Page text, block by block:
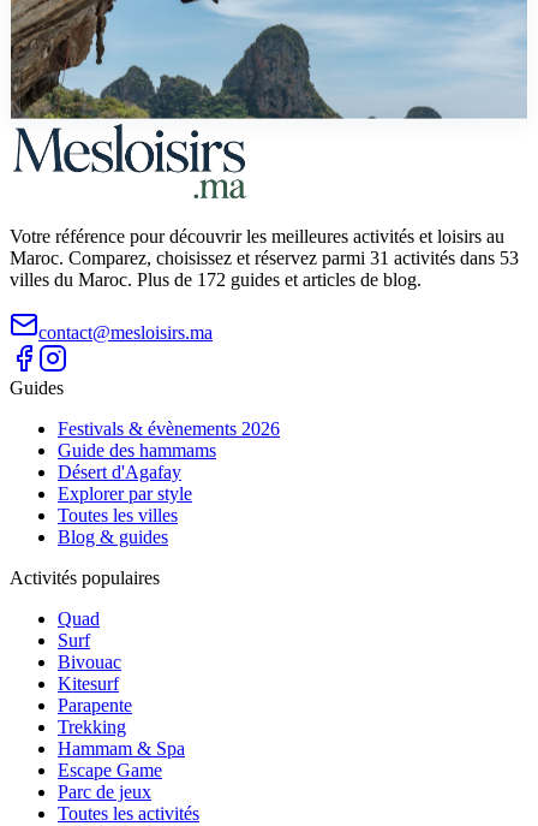
Guide complet de l'escalade au Maroc : Todra, Taghia,
Chefchaouen, salles a Casablanca, Marrakech, Rabat. Prix,
cotations, equipement et conseils debutants.
Votre référence pour découvrir les meilleures activités et loisirs au
Maroc. Comparez, choisissez et réservez parmi 31 activités dans 53
villes du Maroc. Plus de 172 guides et articles de blog.
contact@mesloisirs.ma
Guides
Festivals & évènements 2026
Guide des hammams
Désert d'Agafay
Explorer par style
Toutes les villes
Blog & guides
Activités populaires
Quad
Surf
Bivouac
Kitesurf
Parapente
Trekking
Hammam & Spa
Escape Game
Parc de jeux
Toutes les activités